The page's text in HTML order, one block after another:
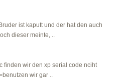
ist kaputt und der hat den auch
dieser meinte, ..
finden wir den xp serial code nciht
wir gar ..